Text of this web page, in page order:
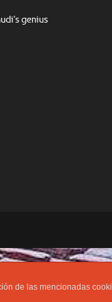
de las mencionadas